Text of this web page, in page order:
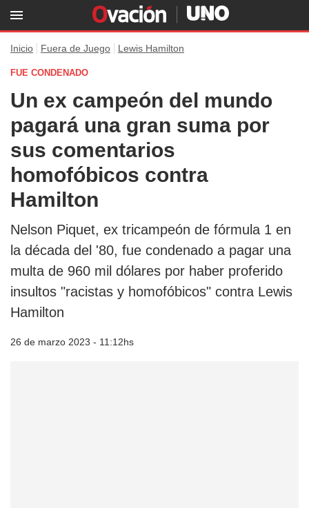
Inicio Fuera de Juego Lewis Hamilton
FUE CONDENADO
Un ex campeón del mundo
pagará una gran suma por
sus comentarios
homofóbicos contra
Hamilton
Nelson Piquet, ex tricampeón de fórmula 1 en
la década del '80, fue condenado a pagar una
multa de 960 mil dólares por haber proferido
insultos "racistas y homofóbicos" contra Lewis
Hamilton
26 de marzo 2023 - 11:12hs